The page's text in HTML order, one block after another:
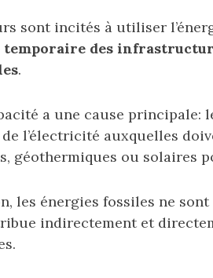
sont incités à utiliser
temporaire des
.
a une cause principale:
l’électricité auxquelles
géothermiques ou solaires
les énergies fossiles ne
indirectement et